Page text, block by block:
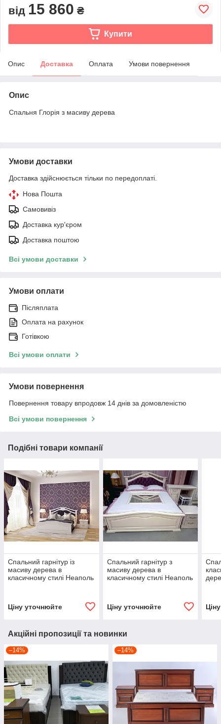
від 15 860 ₴
Купити
Опис Доставка Оплата Умови повернення
Опис
Спальня Глорія з масиву дерева
Умови доставки
Доставка здійснюється тільки по передоплаті.
Нова Пошта
Самовивіз
Доставка кур'єром
Доставка поштою
Всі умови доставки
Умови оплати
Післяплата
Оплата на рахунок
Готівкою
Всі умови оплати
Умови повернення
Повернення товару впродовж 14 днів за домовленістю
Всі умови повернення
Подібні товари компанії
Спальний гарнітур із
масиву дерева в
класичному стилі Неаполь
Ціну уточнюйте
Спальний гарнітур з
масиву дерева в
класичному стилі Неаполь
Ціну уточнюйте
Акційні пропозиції та новинки
–14% –14%